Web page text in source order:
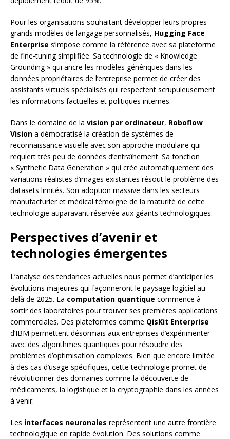
Pour les organisations souhaitant développer leurs propres
grands modèles de langage personnalisés, Hugging Face
Enterprise s’impose comme la référence avec sa plateforme
de fine-tuning simplifiée. Sa technologie de « Knowledge
Grounding » qui ancre les modèles génériques dans les
données propriétaires de l’entreprise permet de créer des
assistants virtuels spécialisés qui respectent scrupuleusement
les informations factuelles et politiques internes.
Dans le domaine de la vision par ordinateur, Roboflow
Vision a démocratisé la création de systèmes de
reconnaissance visuelle avec son approche modulaire qui
requiert très peu de données d’entraînement. Sa fonction
« Synthetic Data Generation » qui crée automatiquement des
variations réalistes d’images existantes résout le problème des
datasets limités. Son adoption massive dans les secteurs
manufacturier et médical témoigne de la maturité de cette
technologie auparavant réservée aux géants technologiques.
Perspectives d’avenir et
technologies émergentes
L’analyse des tendances actuelles nous permet d’anticiper les
évolutions majeures qui façonneront le paysage logiciel au-
delà de 2025. La computation quantique commence à
sortir des laboratoires pour trouver ses premières applications
commerciales. Des plateformes comme QisKit Enterprise
d’IBM permettent désormais aux entreprises d’expérimenter
avec des algorithmes quantiques pour résoudre des
problèmes d’optimisation complexes. Bien que encore limitée
à des cas d’usage spécifiques, cette technologie promet de
révolutionner des domaines comme la découverte de
médicaments, la logistique et la cryptographie dans les années
à venir.
Les interfaces neuronales représentent une autre frontière
technologique en rapide évolution. Des solutions comme